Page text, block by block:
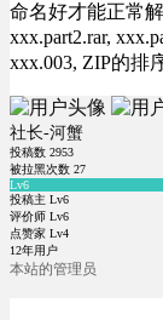
命名好才能正常
xxx.part2.rar,
xxx.003, ZIP的排
社长-河蟹
投稿数 2953
被拉黑次数 27
Lv6
投稿主 Lv6
评价师 Lv6
点赞家 Lv4
12年用户
本站的管理员